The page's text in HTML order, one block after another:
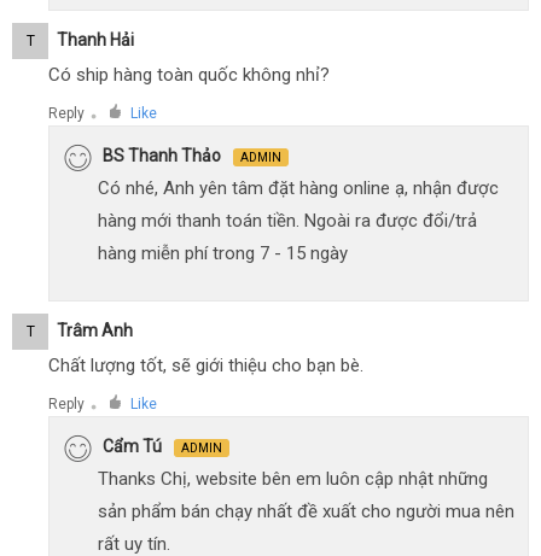
T Thanh Hải
Có ship hàng toàn quốc không nhỉ?
Reply ● Like
BS Thanh Thảo ADMIN
Có nhé, Anh yên tâm đặt hàng online ạ, nhận được
hàng mới thanh toán tiền. Ngoài ra được đổi/trả
hàng miễn phí trong 7 - 15 ngày
T Trâm Anh
Chất lượng tốt, sẽ giới thiệu cho bạn bè.
Reply ● Like
Cẩm Tú ADMIN
Thanks Chị, website bên em luôn cập nhật những
sản phẩm bán chạy nhất đề xuất cho người mua nên
rất uy tín.